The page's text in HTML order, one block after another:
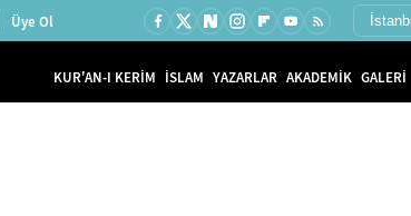
Üye Ol
KUR'AN-I KERİM İSLAM YAZARLAR AKADEMİK GALERİ